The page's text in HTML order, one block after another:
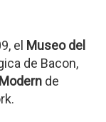
el Museo del
de Bacon,
de